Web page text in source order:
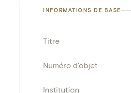
INFORMATIONS DE BASE
Titre
Numéro d'objet
Institution